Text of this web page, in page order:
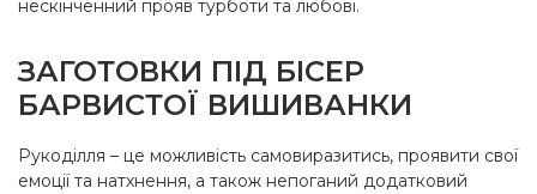
нескінченний прояв турботи та любові.
ЗАГОТОВКИ ПІД БІСЕР
БАРВИСТОЇ ВИШИВАНКИ
Рукоділля – це можливість самовиразитись, проявити свої
емоції та натхнення, а також непоганий додатковий